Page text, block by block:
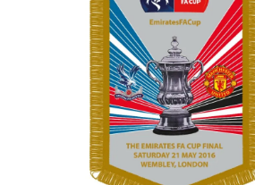
Selecteer een optie